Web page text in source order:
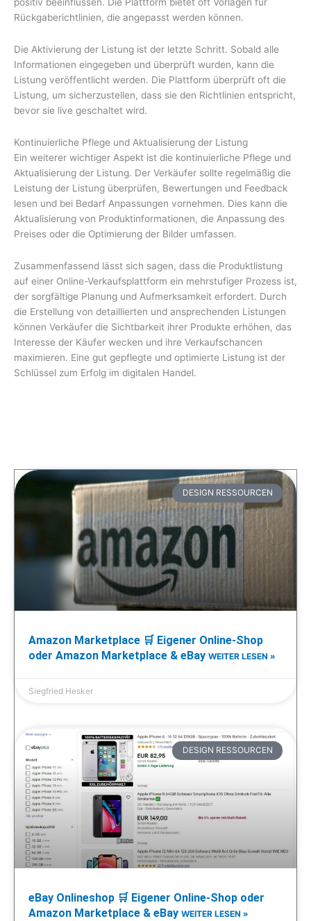
positiv beeinflussen. Die Plattform bietet oft Vorlagen für
Rückgaberichtlinien, die angepasst werden können.
Die Aktivierung der Listung ist der letzte Schritt. Sobald alle
Informationen eingegeben und überprüft wurden, kann die
Listung veröffentlicht werden. Die Plattform überprüft oft die
Listung, um sicherzustellen, dass sie den Richtlinien entspricht,
bevor sie live geschaltet wird.
Kontinuierliche Pflege und Aktualisierung der Listung
Ein weiterer wichtiger Aspekt ist die kontinuierliche Pflege und
Aktualisierung der Listung. Der Verkäufer sollte regelmäßig die
Leistung der Listung überprüfen, Bewertungen und Feedback
lesen und bei Bedarf Anpassungen vornehmen. Dies kann die
Aktualisierung von Produktinformationen, die Anpassung des
Preises oder die Optimierung der Bilder umfassen.
Zusammenfassend lässt sich sagen, dass die Produktlistung
auf einer Online-Verkaufsplattform ein mehrstufiger Prozess ist,
der sorgfältige Planung und Aufmerksamkeit erfordert. Durch
die Erstellung von detaillierten und ansprechenden Listungen
können Verkäufer die Sichtbarkeit ihrer Produkte erhöhen, das
Interesse der Käufer wecken und ihre Verkaufschancen
maximieren. Eine gut gepflegte und optimierte Listung ist der
Schlüssel zum Erfolg im digitalen Handel.
DESIGN RESSOURCEN
Amazon Marketplace 🛒 Eigener Online-Shop
oder Amazon Marketplace & eBay WEITER LESEN »
Siegfried Hesker
DESIGN RESSOURCEN
eBay Onlineshop 🛒 Eigener Online-Shop oder
Amazon Marketplace & eBay WEITER LESEN »